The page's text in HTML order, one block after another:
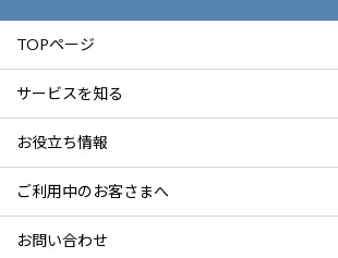
TOPページ
サービスを知る
お役立ち情報
ご利用中のお客さまへ
お問い合わせ